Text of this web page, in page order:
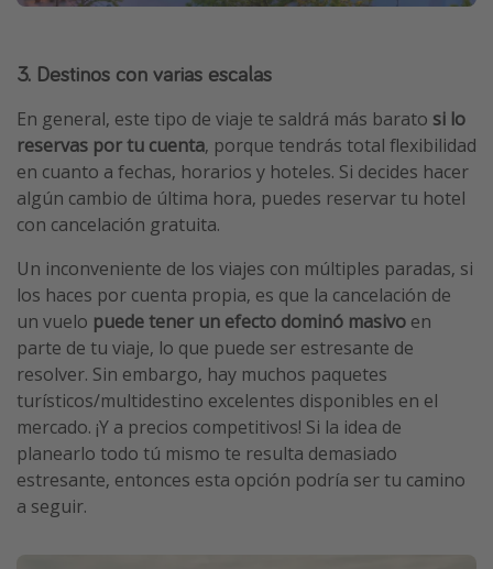
3. Destinos con varias escalas
En general, este tipo de viaje te saldrá más barato si lo
reservas por tu cuenta, porque tendrás total flexibilidad
en cuanto a fechas, horarios y hoteles. Si decides hacer
algún cambio de última hora, puedes reservar tu hotel
con cancelación gratuita.
Un inconveniente de los viajes con múltiples paradas, si
los haces por cuenta propia, es que la cancelación de
un vuelo puede tener un efecto dominó masivo en
parte de tu viaje, lo que puede ser estresante de
resolver. Sin embargo, hay muchos paquetes
turísticos/multidestino excelentes disponibles en el
mercado. ¡Y a precios competitivos! Si la idea de
planearlo todo tú mismo te resulta demasiado
estresante, entonces esta opción podría ser tu camino
a seguir.